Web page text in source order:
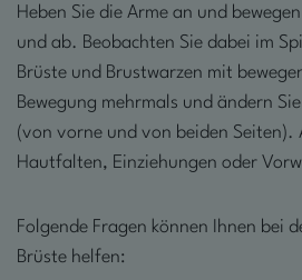
Heben Sie die Arme an und
und ab. Beobachten Sie dabei im
Brüste und Brustwarzen mit
Bewegung mehrmals und ändern
(von vorne und von beiden Seiten).
Hautfalten, Einziehungen oder
Folgende Fragen können Ihnen bei
Brüste helfen: